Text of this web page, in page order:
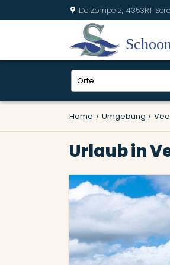
U De Zompe 2, 4353RT
Home Umgebung
Urlaub in